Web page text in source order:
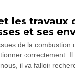
les
et ses
de la
correctement.
il va falloir